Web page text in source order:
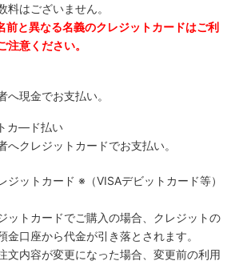
はございません。
と異なる名義のクレジットカードはご利
注意ください。
現金でお支払い。
カ―ド払い
へクレジットカードでお支払い。
ジットカード ※（VISAデビットカード等）
ットカードでご購入の場合、クレジットの
金口座から代金が引き落とされます。
文内容が変更になった場合、変更前の利用